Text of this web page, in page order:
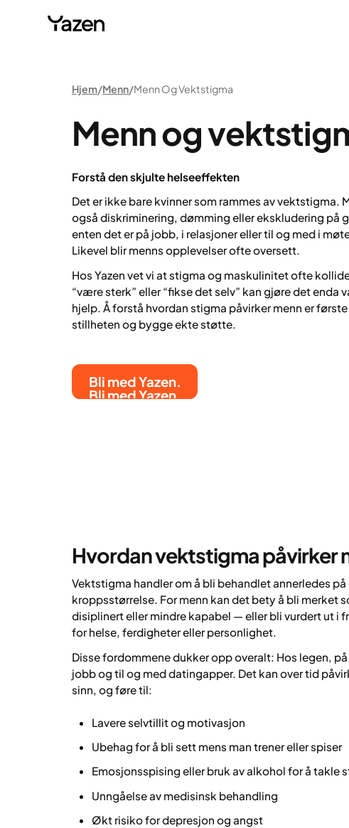
Hjem Menn Menn Og Vektstigma
Menn og
Forstå den skjulte helseeffekten
Det er ikke bare kvinner som rammes av vektstigma.
også diskriminering, dømming eller ekskludering på
enten det er på jobb, i relasjoner eller til og med i
Likevel blir menns opplevelser ofte oversett.
Hos Yazen vet vi at stigma og maskulinitet ofte
“være sterk” eller “fikse det selv” kan gjøre det enda
hjelp. Å forstå hvordan stigma påvirker menn er
stillheten og bygge ekte støtte.
Bli med Yazen.
Bli med Yazen.
Hvordan vektstigma påvirker
Vektstigma handler om å bli behandlet annerledes på
kroppsstørrelse. For menn kan det bety å bli merket
disiplinert eller mindre kapabel — eller bli vurdert ut i
for helse, ferdigheter eller personlighet.
Disse fordommene dukker opp overalt: Hos legen,
jobb og til og med datingapper. Det kan over tid
sinn, og føre til:
Lavere selvtillit og motivasjon
Ubehag for å bli sett mens man trener eller spiser
Emosjonsspising eller bruk av alkohol for å takle
Unngåelse av medisinsk behandling
Økt risiko for depresjon og angst